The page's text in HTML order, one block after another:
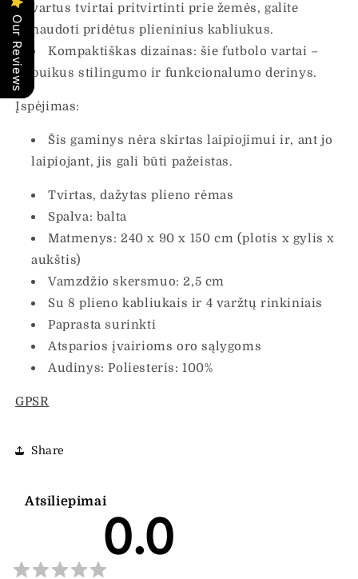
vartus tvirtai pritvirtinti prie žemės, galite
naudoti pridėtus plieninius kabliukus.
Kompaktiškas dizainas: šie futbolo vartai –
puikus stilingumo ir funkcionalumo derinys.
Įspėjimas:
Šis gaminys nėra skirtas laipiojimui ir, ant jo
laipiojant, jis gali būti pažeistas.
Tvirtas, dažytas plieno rėmas
Spalva: balta
Matmenys: 240 x 90 x 150 cm (plotis x gylis x
aukštis)
Vamzdžio skersmuo: 2,5 cm
Su 8 plieno kabliukais ir 4 varžtų rinkiniais
Paprasta surinkti
Atsparios įvairioms oro sąlygoms
Audinys: Poliesteris: 100%
GPSR
Share
Atsiliepimai
0.0
Our Reviews